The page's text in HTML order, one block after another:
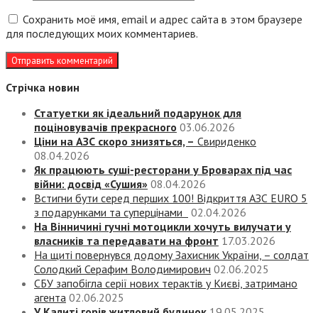
Сохранить моё имя, email и адрес сайта в этом браузере
для последующих моих комментариев.
Стрічка новин
Статуетки як ідеальний подарунок для
поціновувачів прекрасного 03.06.2026
Ціни на АЗС скоро знизяться, – Свириденко
08.04.2026
Як працюють суші-ресторани у Броварах під час
війни: досвід «Сушия» 08.04.2026
Встигни бути серед перших 100! Відкриття АЗС EURO 5
з подарунками та суперцінами
02.04.2026
На Вінничині гучні мотоцикли хочуть вилучати у
власників та передавати на фронт 17.03.2026
На щиті повернувся додому Захисник України, – солдат
Солодкий Серафим Володимирович 02.06.2025
СБУ запобігла серії нових терактів у Києві, затримано
агента 02.06.2025